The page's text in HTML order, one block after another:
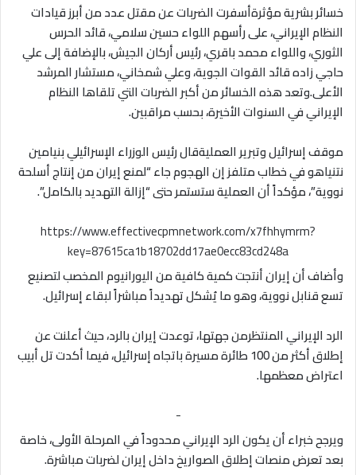
خسائر بشرية مؤثرةأسفرت الضربات عن مقتل عدد من أبرز قيادات
النظام الإيراني، على رأسهم اللواء حسين سلامي، قائد الحرس
الثوري، واللواء محمد باقري، رئيس أركان الجيش، بالإضافة إلى علي
حاجي زاده قائد القوات الجوية، وعلي شمخاني، مستشار المرشد
الأعلى.وتعد هذه الخسائر من أكبر الضربات التي تلقاها النظام
الإيراني في السنوات الأخيرة، بحسب مراقبين.
موقف إسرائيل وتبرير العمليةقال رئيس الوزراء الإسرائيلي بنيامين
نتنياهو في خطاب متلفز إن الهجوم جاء “لمنع إيران من إنتاج أسلحة
نووية”، مؤكداً أن العملية ستستمر حتى “إزالة التهديد بالكامل”.
https://www.effectivecpmnetwork.com/x7fhhymrm?
key=87615ca1b18702dd17ae0ecc83cd248a
وأضاف أن إيران أنتجت كمية كافية من اليورانيوم المخصب لتصنيع
تسع قنابل نووية، وهو ما يُشكل تهديداً مباشراً لبقاء إسرائيل.
الرد الإيراني المنتظرمن جهتها، توعدت إيران بالرد، حيث أعلنت عن
إطلاق أكثر من 100 طائرة مسيرة باتجاه إسرائيل، فيما أكدت تل أبيب
اعتراض معظمها.
-
ويرجح خبراء أن يكون الرد الإيراني محدوداً في المرحلة الأولى، خاصة
بعد تعرض منصات إطلاق الصواريخ داخل إيران لضربات مباشرة.